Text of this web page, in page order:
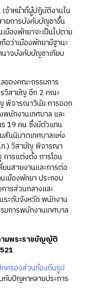
จ้าหน้าที่ผู้ปฏิบัติงานใน
ายการบังคับบัญชาขึ้น
มืองพัทยาจะเป็นไปตาม
อว่าเมืองพัทยามีฐานะ
นาจบังคับบัญชาเทียบ
ของคณะกรรมการ
วิสามัญ อีก 2 คณะ
พิจารณาวินัย การออก
นักงานเทศบาล และ
19 คน ซึ่งมีตัวแทน
สันนิบาตเทศบาลแห่ง
ท.) วิสามัญ พิจารณา
การแต่งตั้ง การโอน
ยนสายงานและการต่อ
เมืองพัทยา ประกอบ
ารส่วนกลางและ
ระดับจังหวัด พนักงาน
การพนักงานเทศบาล
ามพระราชบัญญัติ
ครองส่วนท้องถิ่นรูป
กับปัญหาหลายประการ